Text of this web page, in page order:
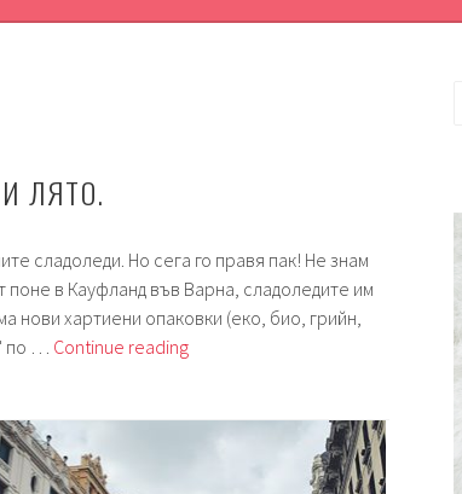
ЛЯТО.
сладоледи. Но сега го правя пак! Не знам
поне в Кауфланд във Варна, сладоледите им
нови хартиени опаковки (еко, био, грийн,
по … Continue readingСедмица